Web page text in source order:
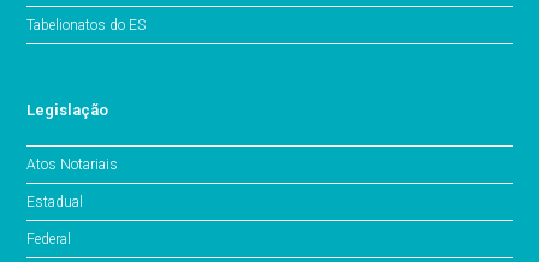
Tabelionatos do ES
Legislação
Atos Notariais
Estadual
Federal